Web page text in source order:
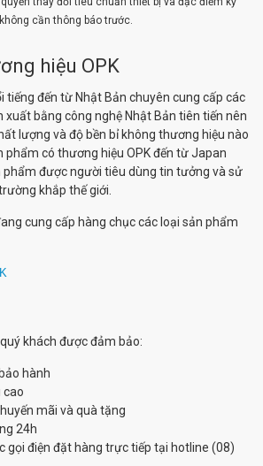
cần thông báo trước.
hiệu OPK
tiếng đến từ Nhật Bản chuyên cung cấp các
xuất bằng công nghệ Nhật Bản tiên tiến nên
lượng và độ bền bỉ không thương hiệu nào
phẩm có thương hiệu OPK đến từ Japan
phẩm được người tiêu dùng tin tưởng và sử
khắp thế giới.
cung cấp hàng chục các loại sản phẩm
khách được đảm bảo:
hành
cao
mãi và quà tặng
24h
gọi điện đặt hàng trực tiếp tại hotline (08)